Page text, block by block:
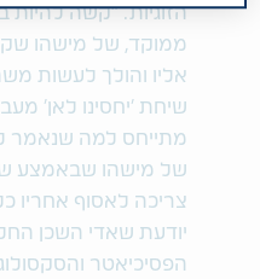
הזוגיות. "קשה להיות
ממוקד, של מישהו
אליו והולך לעשות
שיחת 'יחסינו לאן'
מתייחס למה שנאמר
של מישהו שבאמצע
צריכה לאסוף אחריו
יודעת שאדי השכן
הפסיכיאטר והסקסולוג